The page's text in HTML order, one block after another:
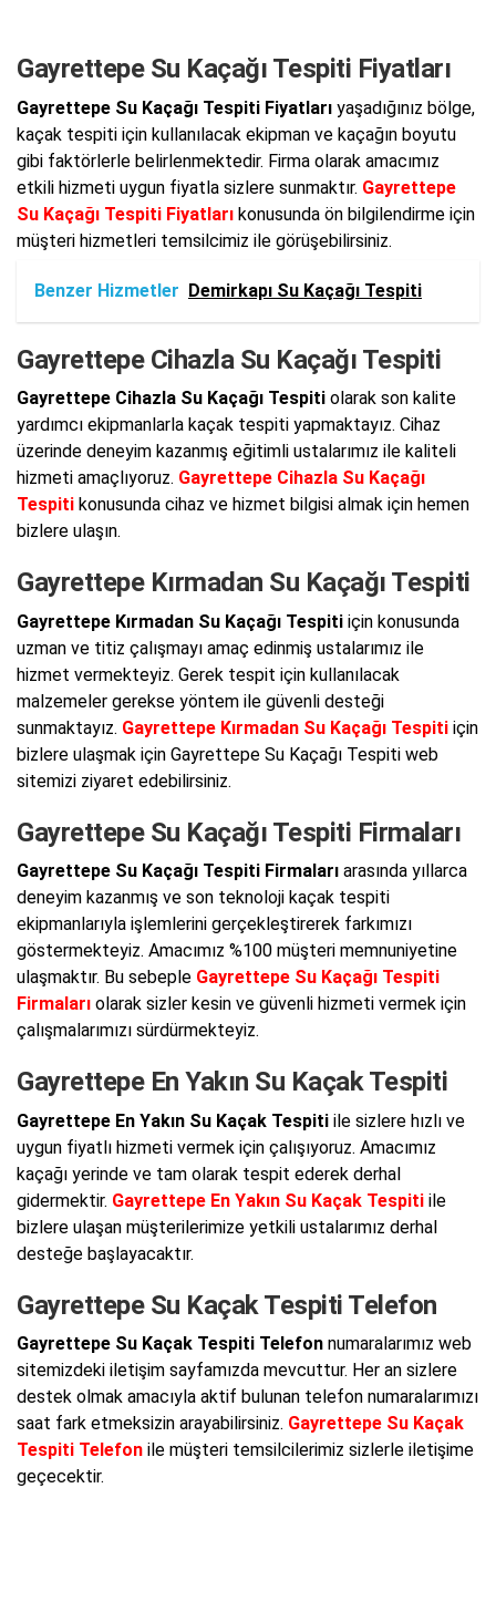
Gayrettepe Su Kaçağı Tespiti Fiyatları
Gayrettepe Su Kaçağı Tespiti Fiyatları yaşadığınız bölge,
kaçak tespiti için kullanılacak ekipman ve kaçağın boyutu
gibi faktörlerle belirlenmektedir. Firma olarak amacımız
etkili hizmeti uygun fiyatla sizlere sunmaktır. Gayrettepe
Su Kaçağı Tespiti Fiyatları konusunda ön bilgilendirme için
müşteri hizmetleri temsilcimiz ile görüşebilirsiniz.
Benzer Hizmetler Demirkapı Su Kaçağı Tespiti
Gayrettepe Cihazla Su Kaçağı Tespiti
Gayrettepe Cihazla Su Kaçağı Tespiti olarak son kalite
yardımcı ekipmanlarla kaçak tespiti yapmaktayız. Cihaz
üzerinde deneyim kazanmış eğitimli ustalarımız ile kaliteli
hizmeti amaçlıyoruz. Gayrettepe Cihazla Su Kaçağı
Tespiti konusunda cihaz ve hizmet bilgisi almak için hemen
bizlere ulaşın.
Gayrettepe Kırmadan Su Kaçağı Tespiti
Gayrettepe Kırmadan Su Kaçağı Tespiti için konusunda
uzman ve titiz çalışmayı amaç edinmiş ustalarımız ile
hizmet vermekteyiz. Gerek tespit için kullanılacak
malzemeler gerekse yöntem ile güvenli desteği
sunmaktayız. Gayrettepe Kırmadan Su Kaçağı Tespiti için
bizlere ulaşmak için Gayrettepe Su Kaçağı Tespiti web
sitemizi ziyaret edebilirsiniz.
Gayrettepe Su Kaçağı Tespiti Firmaları
Gayrettepe Su Kaçağı Tespiti Firmaları arasında yıllarca
deneyim kazanmış ve son teknoloji kaçak tespiti
ekipmanlarıyla işlemlerini gerçekleştirerek farkımızı
göstermekteyiz. Amacımız %100 müşteri memnuniyetine
ulaşmaktır. Bu sebeple Gayrettepe Su Kaçağı Tespiti
Firmaları olarak sizler kesin ve güvenli hizmeti vermek için
çalışmalarımızı sürdürmekteyiz.
Gayrettepe En Yakın Su Kaçak Tespiti
Gayrettepe En Yakın Su Kaçak Tespiti ile sizlere hızlı ve
uygun fiyatlı hizmeti vermek için çalışıyoruz. Amacımız
kaçağı yerinde ve tam olarak tespit ederek derhal
gidermektir. Gayrettepe En Yakın Su Kaçak Tespiti ile
bizlere ulaşan müşterilerimize yetkili ustalarımız derhal
desteğe başlayacaktır.
Gayrettepe Su Kaçak Tespiti Telefon
Gayrettepe Su Kaçak Tespiti Telefon numaralarımız web
sitemizdeki iletişim sayfamızda mevcuttur. Her an sizlere
destek olmak amacıyla aktif bulunan telefon numaralarımızı
saat fark etmeksizin arayabilirsiniz. Gayrettepe Su Kaçak
Tespiti Telefon ile müşteri temsilcilerimiz sizlerle iletişime
geçecektir.